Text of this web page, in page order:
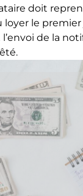
doit
loyer le
de la